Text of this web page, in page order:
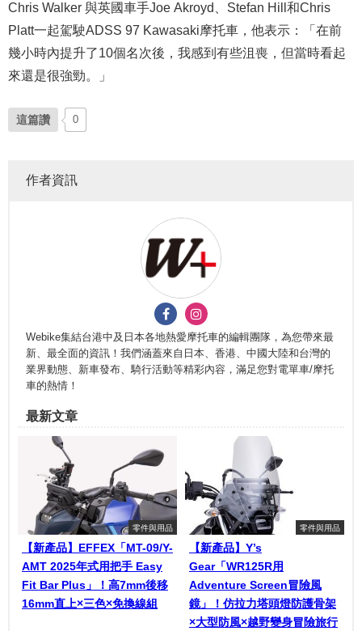
Chris Walker 與英國車手Joe Akroyd、Stefan Hill和Chris
Platt一起駕駛ADSS 97 Kawasaki摩托車，他表示：「在前
幾小時內提升了10個名次後，我感到有些沮喪，但當時看起
來還是很強勁。」
這篇讚 0
作者資訊
Webike集結台港中及日本各地熱愛摩托車的編輯團隊，為您帶來最
新、最全面的資訊！我們涵蓋來自日本、香港、中國大陸和台灣的
業界動態、新車發布、騎行活動等精彩內容，滿足您對電單車/摩托
車的熱情！
最新文章
零件與用品
【新產品】EFFEX「MT-09/Y-
AMT 2025年式用把手 Easy
Fit Bar Plus」！高7mm後移
16mm直上×三色×免換線組
零件與用品
【新產品】Y’s
Gear「WR125R用
Adventure Screen冒險風
鏡」！仿拉力塔頭燈防護骨架
×大型防風×越野變身冒險旅行